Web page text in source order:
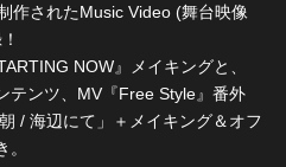
作されたMusic Video (舞台映像
NOW』メイキングと、
テンツ、MV『Free Style』番外
/ 海辺にて」＋メイキング＆オフ